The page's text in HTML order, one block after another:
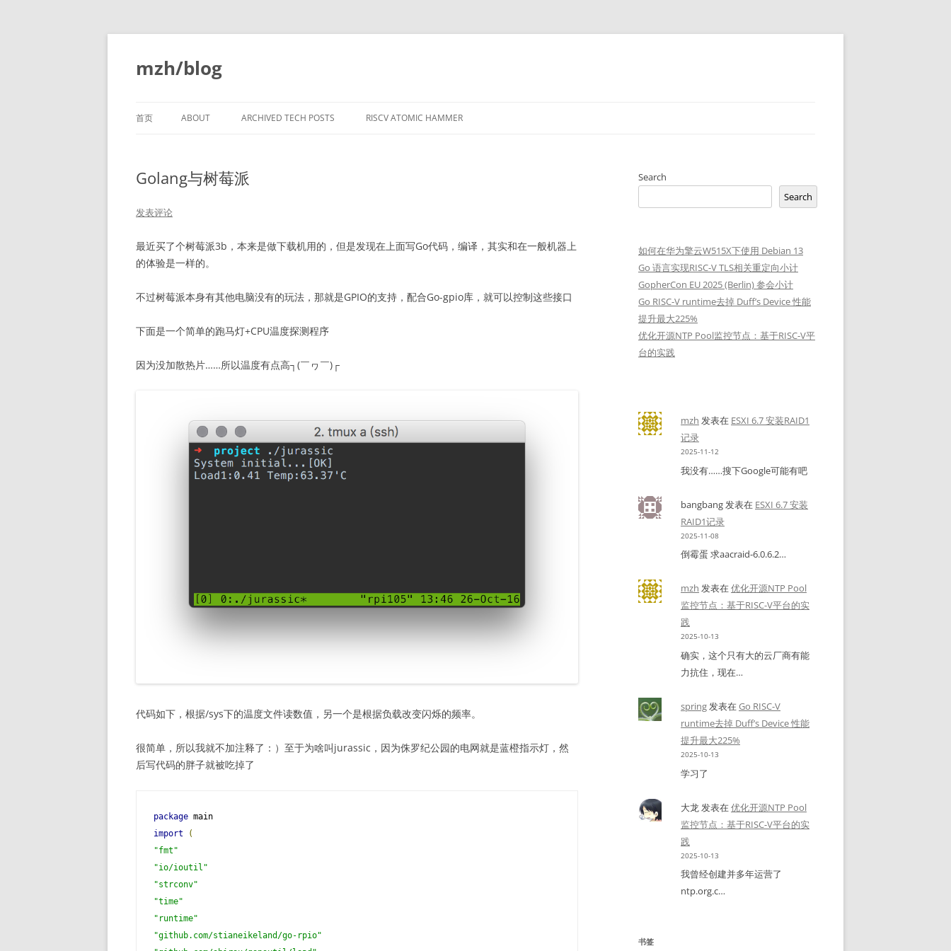
跳
文
mzh/blog
首页 ABOUT ARCHIVED TECH POSTS
LINKERS PART 3
RISCV ATOMIC HAMMER
Golang与树莓派
发表评论
最近买了个树莓派3b，本来是做下载机用的，但是发现在上面写Go代码，编译，其实和在一般机器上
的体验是一样的。
不过树莓派本身有其他电脑没有的玩法，那就是GPIO的支持，配合Go-gpio库，就可以控制这些接口
下面是一个简单的跑马灯+CPU温度探测程序
因为没加散热片……所以温度有点高┐(￣ヮ￣)┌
代码如下，根据/sys下的温度文件读数值，另一个是根据负载改变闪烁的频率。
很简单，所以我就不加注释了：）至于为啥叫jurassic，因为侏罗纪公园的电网就是蓝橙指示灯，然
后写代码的胖子就被吃掉了
package
import
(
"fmt"
"io/ioutil"
"strconv"
"time"
"runtime"
"github.com/stianeikeland/go-rpio"
Search
Search
如何在华为擎云W515X下使用 Debian 13
Go 语言实现RISC-V TLS相关重定向小计
GopherCon EU 2025 (Berlin) 参会小计
Go RISC-V runtime去掉 Duff’s Device 性能
提升最大225%
优化开源NTP Pool监控节点：基于RISC-V平
台的实践
mzh 发表在 ESXI 6.7 安装RAID1
记录
2025-11-12
我没有……搜下Google可能有吧
bangbang发表在 ESXI 6.7 安装
RAID1记录
2025-11-08
倒霉蛋 求aacraid-6.0.6.2…
mzh 发表在优化开源NTP Pool
监控节点：基于RISC-V平台的实
践
2025-10-13
确实，这个只有大的云厂商有能
力抗住，现在…
spring发表在Go RISC-V
runtime去掉 Duff’s Device 性能
提升最大225%
2025-10-13
学习了
大龙发表在优化开源NTP Pool
监控节点：基于RISC-V平台的实
践
2025-10-13
我曾经创建并多年运营了
ntp.org.c…
书签